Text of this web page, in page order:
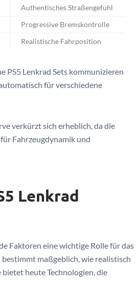
Authentisches Straßengefühl
Progressive Bremskontrolle
Realistische Fahrposition
Lenkrad Sets kommunizieren
für verschiedene
verkürzt sich erheblich, da die
Fahrzeugdynamik und
Lenkrad
Faktoren eine wichtige Rolle für das
maßgeblich, wie realistisch
heute Technologien, die